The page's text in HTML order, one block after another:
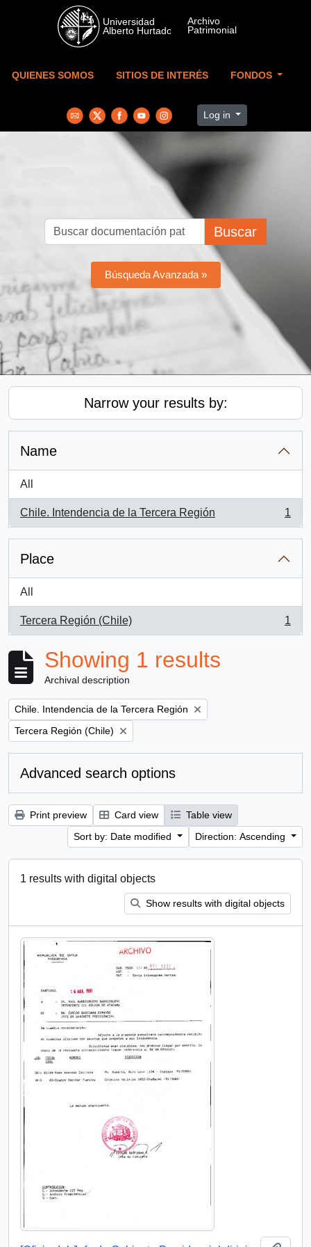
Skip to main content
QUIENES SOMOS SITIOS DE INTERÉS FONDOS
Log in
Buscar
Búsqueda Avanzada »
Narrow your results by:
Name
All
Chile. Intendencia de la Tercera Región
, 1 results
1
Place
All
Tercera Región (Chile)
, 1 results
1
Showing 1 results
Archival description
Remove filter:
Chile. Intendencia de la Tercera Región
Remove filter:
Tercera Región (Chile)
Advanced search options
Print preview Card view
Table view
Sort by: Date modified
Direction: Ascending
1 results with digital objects
Show results with digital objects